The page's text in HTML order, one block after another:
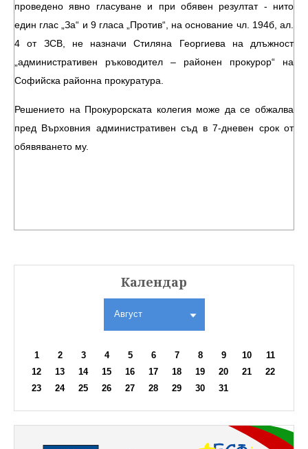
проведено явно гласуване и при обявен резултат - нито
един глас „За“ и 9 гласа „Против“, на основание чл. 194б, ал.
4 от ЗСВ, не назначи Стиляна Георгиева на длъжност
„административен ръководител – районен прокурор“ на
Софийска районна прокуратура.
Решението на Прокурорската колегия може да се обжалва
пред Върховния административен съд в 7-дневен срок от
обявяването му.
Календар
Август
1 2 3 4 5 6 7 8 9 10
11
12
13 14 15 16 17 18 19 20 21
22
23
24 25 26 27 28 29 30 31